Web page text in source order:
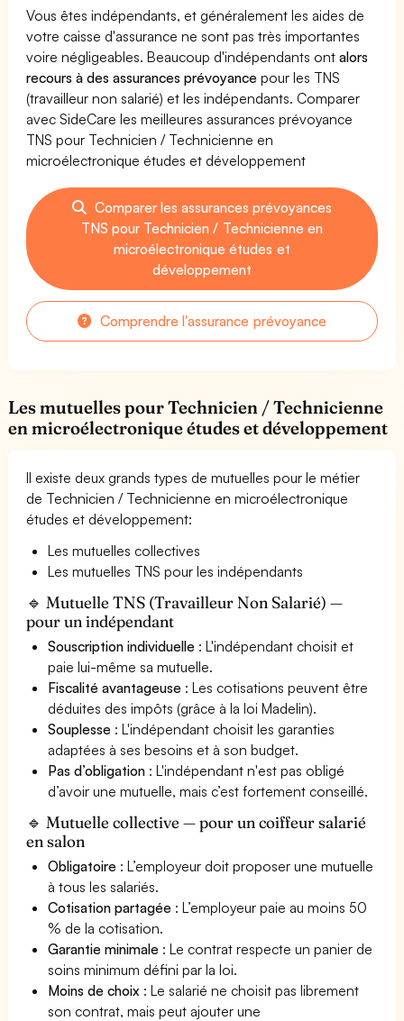
Vous êtes indépendants, et généralement les aides de
votre caisse d'assurance ne sont pas très importantes
voire négligeables. Beaucoup d'indépendants ontalors
recours à des assurances prévoyance pour les TNS
(travailleur non salarié) et les indépendants. Comparer
avec SideCare les meilleures assurances prévoyance
TNS pour Technicien / Technicienne en
microélectronique études et développement
Comparer les assurances prévoyances
TNS pour Technicien / Technicienne en
microélectronique études et
développement
Comprendre l'assurance prévoyance
Les mutuelles pour Technicien / Technicienne
en microélectronique études et développement
Il existe deux grands types de mutuelles pour le métier
de Technicien / Technicienne en microélectronique
études et développement:
Les mutuelles collectives
Les mutuelles TNS pour les indépendants
🔹 Mutuelle TNS (Travailleur Non Salarié) —
pour un indépendant
Souscription individuelle : L'indépendant choisit et
paie lui-même sa mutuelle.
Fiscalité avantageuse : Les cotisations peuvent être
déduites des impôts (grâce à la loi Madelin).
Souplesse : L'indépendant choisit les garanties
adaptées à ses besoins et à son budget.
Pas d’obligation : L'indépendant n'est pas obligé
d’avoir une mutuelle, mais c’est fortement conseillé.
🔹 Mutuelle collective — pour un coiffeur salarié
en salon
Obligatoire : L’employeur doit proposer une mutuelle
à tous les salariés.
Cotisation partagée : L’employeur paie au moins 50
% de la cotisation.
Garantie minimale : Le contrat respecte un panier de
soins minimum défini par la loi.
Moins de choix : Le salarié ne choisit pas librement
son contrat, mais peut ajouter une